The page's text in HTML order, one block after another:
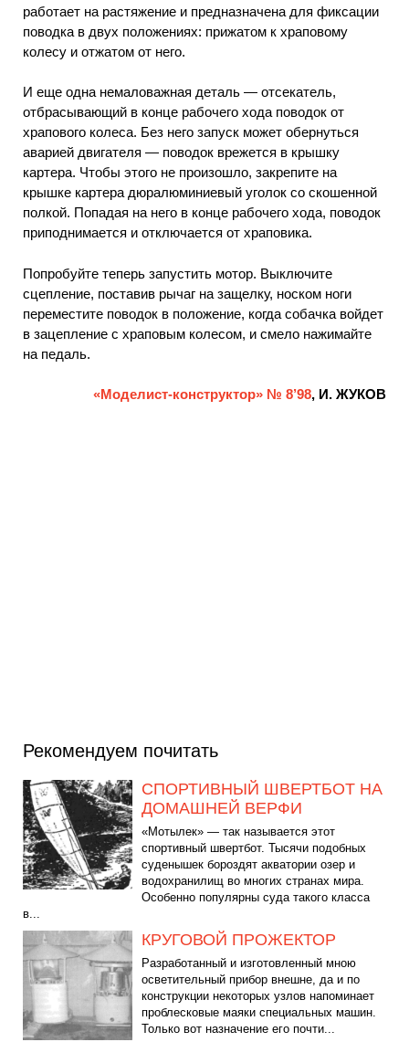
работает на растяжение и предназначена для фиксации
поводка в двух положениях: прижатом к храповому
колесу и отжатом от него.
И еще одна немаловажная деталь — отсекатель,
отбрасывающий в конце рабочего хода поводок от
храпового колеса. Без него запуск может обернуться
аварией двигателя — поводок врежется в крышку
картера. Чтобы этого не произошло, закрепите на
крышке картера дюралюминиевый уголок со скошенной
полкой. Попадая на него в конце рабочего хода, поводок
приподнимается и отключается от храповика.
Попробуйте теперь запустить мотор. Выключите
сцепление, поставив рычаг на защелку, носком ноги
переместите поводок в положение, когда собачка войдет
в зацепление с храповым колесом, и смело нажимайте
на педаль.
«Моделист-конструктор» № 8’98, И. ЖУКОВ
Рекомендуем почитать
СПОРТИВНЫЙ ШВЕРТБОТ НА
ДОМАШНЕЙ ВЕРФИ
«Мотылек» — так называется этот
спортивный швертбот. Тысячи подобных
суденышек бороздят акватории озер и
водохранилищ во многих странах мира.
Особенно популярны суда такого класса
в...
КРУГОВОЙ ПРОЖЕКТОР
Разработанный и изготовленный мною
осветительный прибор внешне, да и по
конструкции некоторых узлов напоминает
проблесковые маяки специальных машин.
Только вот назначение его почти...